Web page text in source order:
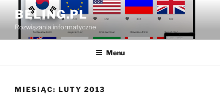
treści
BELING.PL
Rozwiązania informatyczne
Menu
MIESIĄC: LUTY 2013